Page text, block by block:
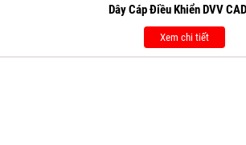
Dây Cáp Điều Khiển DVV
Xem chi tiết